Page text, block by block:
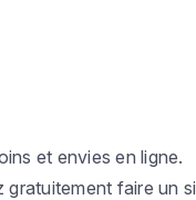
et envies en ligne.
gratuitement faire un